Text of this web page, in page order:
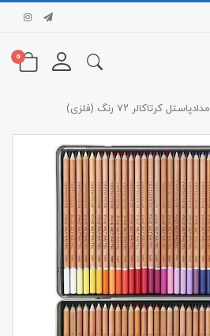
0
مدادپاستل کرتاکالر ۷۲ رنگ (فلزی)